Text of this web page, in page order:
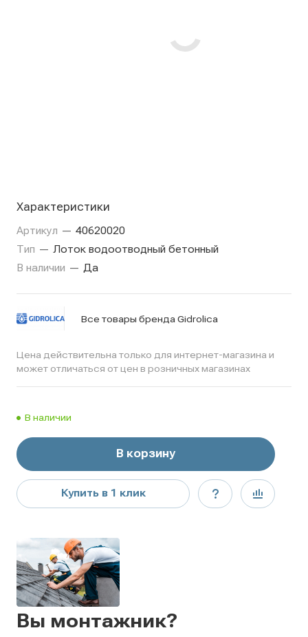
Характеристики
Артикул — 40620020
Тип — Лоток водоотводный бетонный
В наличии — Да
Все товары бренда Gidrolica
Цена действительна только для интернет-магазина и
может отличаться от цен в розничных магазинах
В наличии
В корзину
Купить в 1 клик
Вы монтажник?